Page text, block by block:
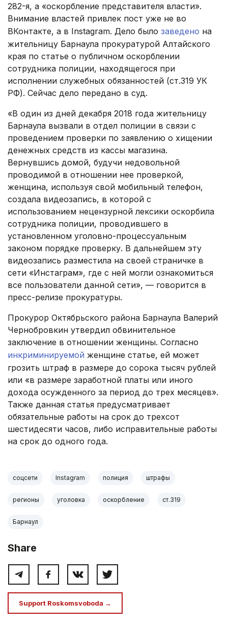
282-я, а «оскорбление представителя власти».
Внимание властей привлек пост уже не во
ВКонтакте, а в Instagram. Дело было заведено на
жительницу Барнаула прокуратурой Алтайского
края по статье о публичном оскорблении
сотрудника полиции, находящегося при
исполнении служебных обязанностей (ст.319 УК
РФ). Сейчас дело передано в суд.
«В один из дней декабря 2018 года жительницу
Барнаула вызвали в отдел полиции в связи с
проведением проверки по заявлению о хищении
денежных средств из кассы магазина.
Вернувшись домой, будучи недовольной
проводимой в отношении нее проверкой,
женщина, используя свой мобильный телефон,
создала видеозапись, в которой с
использованием нецензурной лексики оскорбила
сотрудника полиции, проводившего в
установленном уголовно-процессуальным
законом порядке проверку. В дальнейшем эту
видеозапись разместила на своей страничке в
сети «Инстаграм», где с ней могли ознакомиться
все пользователи данной сети», — говорится в
пресс-релизе прокуратуры.
Прокурор Октябрьского района Барнаула Валерий
Чернобровкин утвердил обвинительное
заключение в отношении женщины. Согласно
инкриминируемой женщине статье, ей может
грозить штраф в размере до сорока тысяч рублей
или «в размере заработной платы или иного
дохода осужденного за период до трех месяцев».
Также данная статья предусматривает
обязательные работы на срок до трехсот
шестидесяти часов, либо исправительные работы
на срок до одного года.
соцсети Instagram полиция штрафы
регионы уголовка оскорбление ст.319
Барнаул
Share
Support Roskomsvoboda →